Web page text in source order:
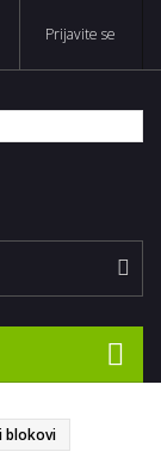
Prijavite se
blokovi